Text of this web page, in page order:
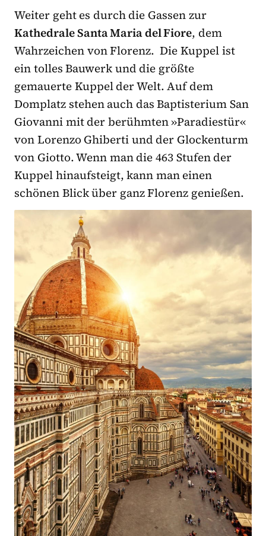
Weiter geht es durch die Gassen zur
Kathedrale Santa Maria del Fiore, dem
Wahrzeichen von Florenz. Die Kuppel ist
ein tolles Bauwerk und die größte
gemauerte Kuppel der Welt. Auf dem
Domplatz stehen auch das Baptisterium San
Giovanni mit der berühmten »Paradiestür«
von Lorenzo Ghiberti und der Glockenturm
von Giotto. Wenn man die 463 Stufen der
Kuppel hinaufsteigt, kann man einen
schönen Blick über ganz Florenz genießen.